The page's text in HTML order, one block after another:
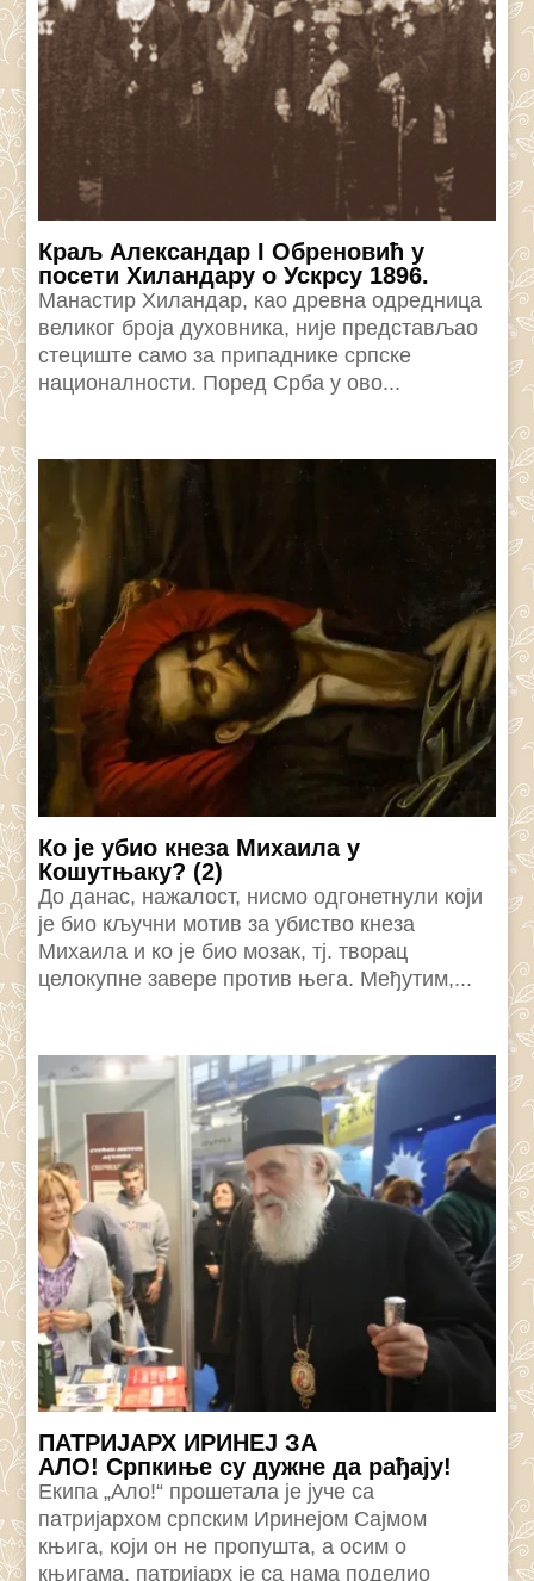
Краљ Александар I Обреновић у
посети Хиландару о Ускрсу 1896.
Манастир Хиландар, као древна одредница
великог броја духовника, није представљао
стециште само за припаднике српске
националности. Поред Срба у ово...
Ко је убио кнеза Михаила у
Кошутњаку? (2)
До данас, нажалост, нисмо одгонетнули који
је био кључни мотив за убиство кнеза
Михаила и ко је био мозак, тј. творац
целокупне завере против њега. Међутим,...
ПАТРИЈАРХ ИРИНЕЈ ЗА
АЛО! Српкиње су дужне да рађају!
Екипа „Ало!“ прошетала је јуче са
патријархом српским Иринејом Сајмом
књига, који он не пропушта, а осим о
књигама, патријарх је са нама поделио